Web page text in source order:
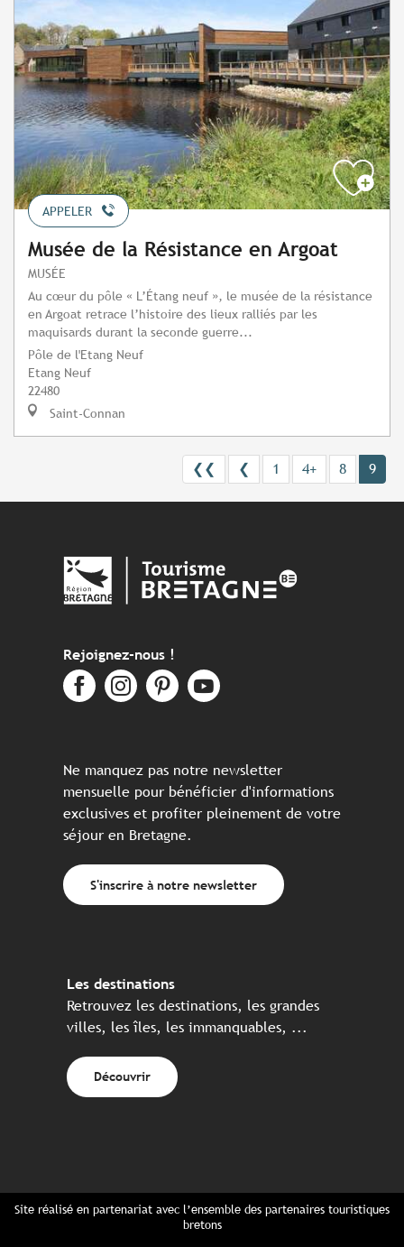
APPELER
Musée de la Résistance en Argoat
MUSÉE
Au cœur du pôle « L’Étang neuf », le musée de la résistance
en Argoat retrace l’histoire des lieux ralliés par les
maquisards durant la seconde guerre...
Pôle de l'Etang Neuf
Etang Neuf
22480
Saint-Connan
❮❮ ❮ 1 4+ 8 9
Rejoignez-nous !
Ne manquez pas notre newsletter
mensuelle pour bénéficier d'informations
exclusives et profiter pleinement de votre
séjour en Bretagne.
S'inscrire à notre newsletter
Les destinations
Retrouvez les destinations, les grandes
villes, les îles, les immanquables, ...
Découvrir
Site réalisé en partenariat avec l’ensemble des partenaires touristiques
bretons